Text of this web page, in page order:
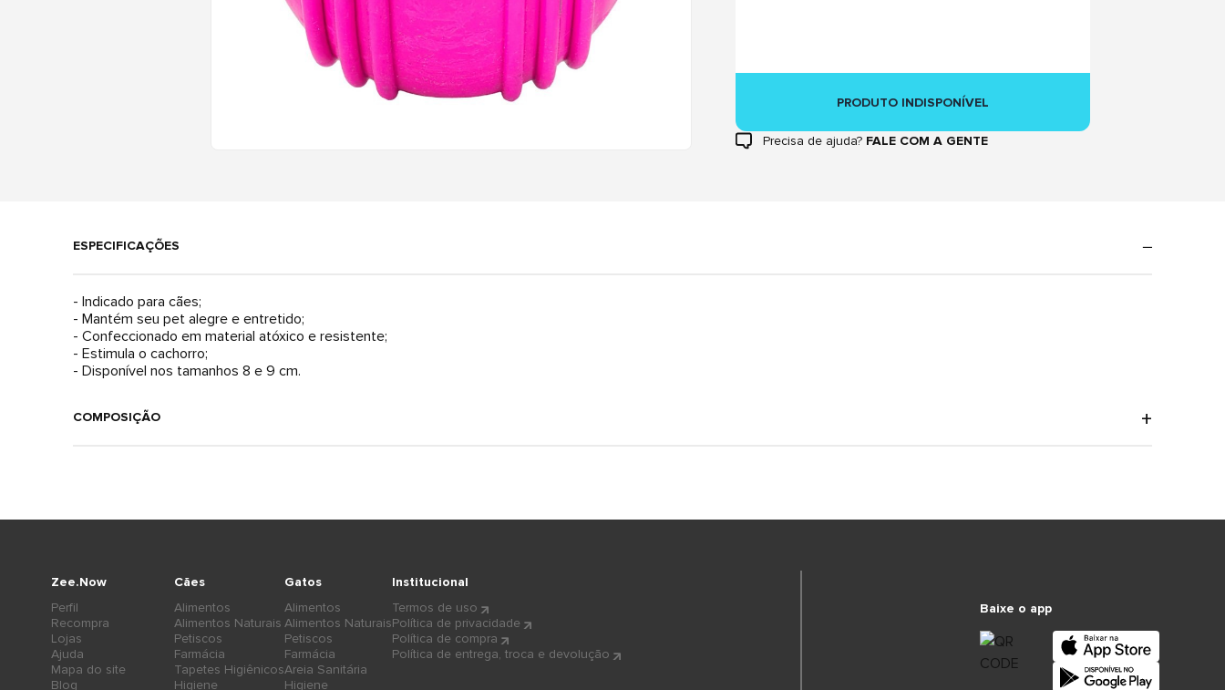
PRODUTO INDISPONÍVEL
Precisa de ajuda? FALE COM A GENTE
ESPECIFICAÇÕES
- Indicado para cães;
- Mantém seu pet alegre e entretido;
- Confeccionado em material atóxico e resistente;
- Estimula o cachorro;
- Disponível nos tamanhos 8 e 9 cm.
COMPOSIÇÃO
Cães
Alimentos
Alimentos Naturais
Petiscos
Farmácia
Tapetes Higiênicos
Higiene
Gatos
Alimentos
Alimentos Naturais
Petiscos
Farmácia
Areia Sanitária
Higiene
Zee.Now
Perfil
Recompra
Lojas
Ajuda
Mapa do site
Blog
Institucional
Termos de uso
Política de privacidade
Política de compra
Política de entrega, troca e devolução
Baixe o app